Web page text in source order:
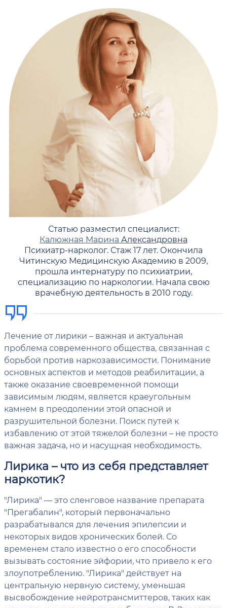
Статью разместил специалист:
Калюжная Марина Александровна
Психиатр-нарколог. Стаж 17 лет. Окончила
Читинскую Медицинскую Академию в 2009,
прошла интернатуру по психиатрии,
специализацию по наркологии. Начала свою
врачебную деятельность в 2010 году.
Лечение от лирики – важная и актуальная
проблема современного общества, связанная с
борьбой против наркозависимости. Понимание
основных аспектов и методов реабилитации, а
также оказание своевременной помощи
зависимым людям, является краеугольным
камнем в преодолении этой опасной и
разрушительной болезни. Поиск путей к
избавлению от этой тяжелой болезни – не просто
важная задача, но и насущная необходимость.
Лирика – что из себя представляет
наркотик?
"Лирика" — это сленговое название препарата
"Прегабалин", который первоначально
разрабатывался для лечения эпилепсии и
некоторых видов хронических болей. Со
временем стало известно о его способности
вызывать состояние эйфории, что привело к его
злоупотреблению. "Лирика" действует на
центральную нервную систему, уменьшая
высвобождение нейротрансмиттеров, таких как